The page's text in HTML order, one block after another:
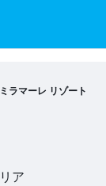
ミラマーレ リゾート
ア